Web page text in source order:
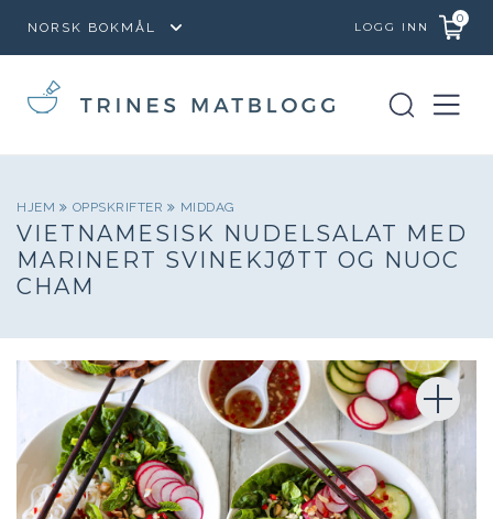
LOGG INN
0
HJEM OPPSKRIFTER MIDDAG
VIETNAMESISK NUDELSALAT MED
MARINERT SVINEKJØTT OG NUOC
CHAM